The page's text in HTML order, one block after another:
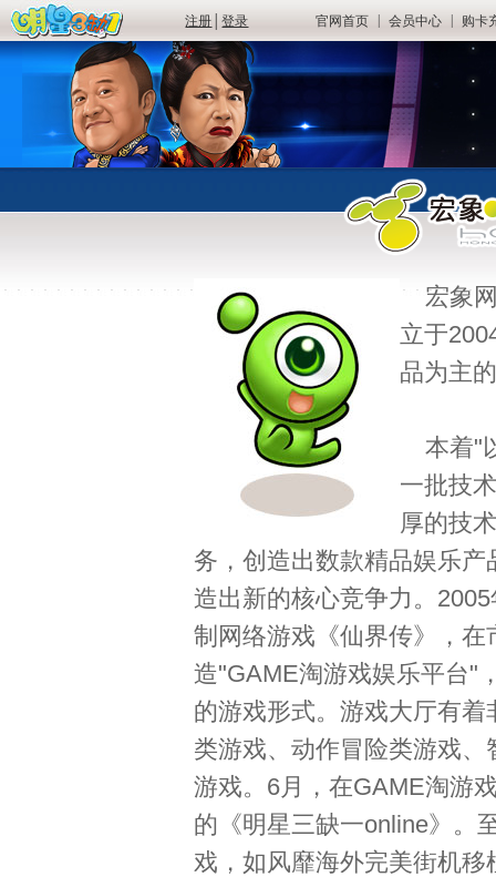
注册 │登录 官网首页 会员中心 购卡
宏象
立于
品为主
本着"
一批技
厚的技
务，创造出数款精品娱乐
造出新的核心竞争力。
制网络游戏《仙界传》，
造"GAME淘游戏娱乐平台"
的游戏形式。游戏大厅有
类游戏、动作冒险类游戏
游戏。6月，在GAME淘游
的《明星三缺一online》。
戏，如风靡海外完美街机